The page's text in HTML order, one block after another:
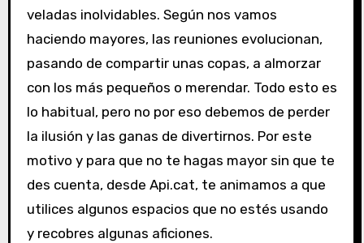
veladas inolvidables. Según nos vamos
haciendo mayores, las reuniones evolucionan,
pasando de compartir unas copas, a almorzar
con los más pequeños o merendar. Todo esto es
lo habitual, pero no por eso debemos de perder
la ilusión y las ganas de divertirnos. Por este
motivo y para que no te hagas mayor sin que te
des cuenta, desde Api.cat, te animamos a que
utilices algunos espacios que no estés usando
y recobres algunas aficiones.